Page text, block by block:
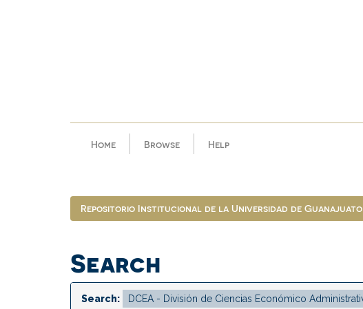
Home Browse Help
Repositorio Institucional de la Universidad de Guanajuato
Search
Search: